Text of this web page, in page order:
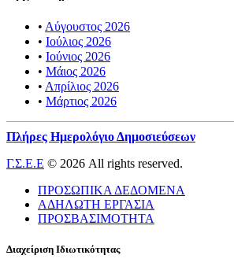
• Αύγουστος 2026
• Ιούλιος 2026
• Ιούνιος 2026
• Μάιος 2026
• Απρίλιος 2026
• Μάρτιος 2026
Πλήρες Ημερολόγιο Δημοσιεύσεων
Γ.Σ.Ε.Ε © 2026 All rights reserved.
ΠΡΟΣΩΠΙΚΑ ΔΕΔΟΜΕΝΑ
ΑΔΗΛΩΤΗ ΕΡΓΑΣΙΑ
ΠΡΟΣΒΑΣΙΜΟΤΗΤΑ
Διαχείριση Ιδιωτικότητας